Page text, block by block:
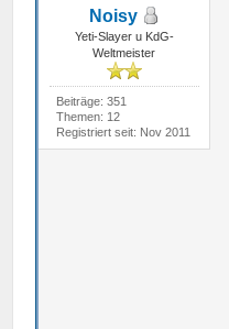
Noisy
Yeti-Slayer u KdG-
Weltmeister
Beiträge: 351
Themen: 12
Registriert seit: Nov 2011